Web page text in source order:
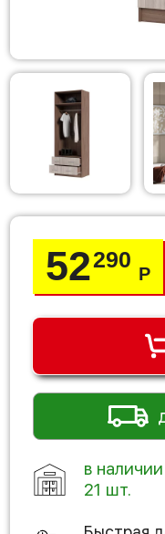
52290
Р
в
21 шт.